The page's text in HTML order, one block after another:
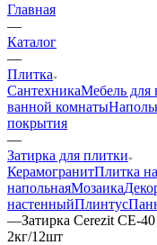
Главная
—
Каталог
—
Плитка
СантехникаМебель для
ванной комнаты
покрытия
—
Затирка для плитки
КерамогранитПлитка
напольнаяМозаика
настенныйПлинтус
—Затирка Cerezit CE-
2кг/12шт